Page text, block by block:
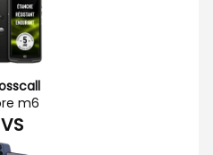
m6
VS